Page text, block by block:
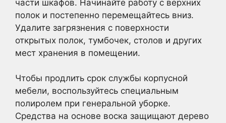
части шкафов. Начинайте работу с верхних
полок и постепенно перемещайтесь вниз.
Удалите загрязнения с поверхности
открытых полок, тумбочек, столов и других
мест хранения в помещении.
Чтобы продлить срок службы корпусной
мебели, воспользуйтесь специальным
полиролем при генеральной уборке.
Средства на основе воска защищают дерево